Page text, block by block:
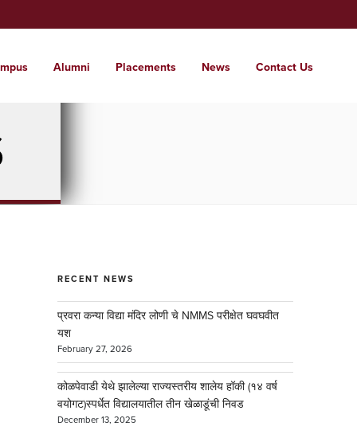
Alumni Placements News Contact Us
of the institute
a world where students are nurtured into
citizens with local roots.
of institutes from KG to PG and
. . .
campus for care free learning.
RECENT NEWS
प्रवरा कन्या विद्या मंदिर लोणी चे NMMS परीक्षेत घवघवीत
यश
February 27, 2026
कोळपेवाडी येथे झालेल्या राज्यस्तरीय शालेय हॉकी (१४ वर्ष
वयोगट)स्पर्धेत विद्यालयातील तीन खेळाडूंची निवड
December 13, 2025